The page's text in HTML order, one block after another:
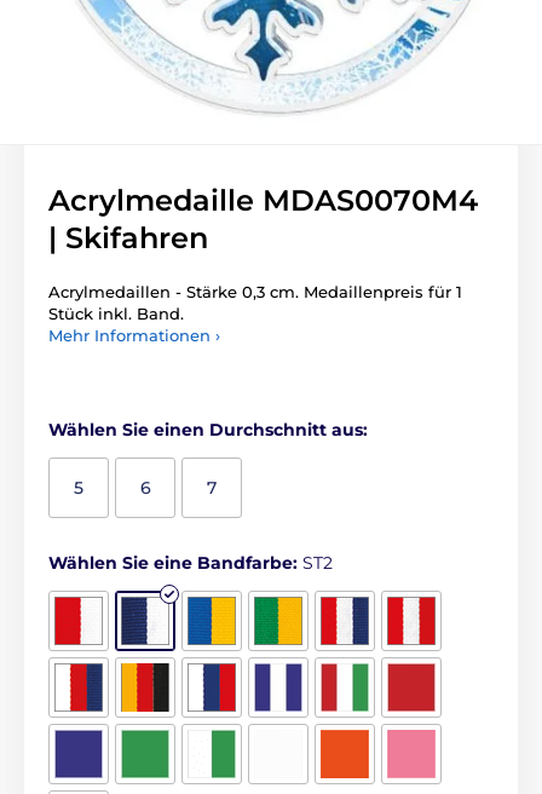
Acrylmedaille MDAS0070M4
| Skifahren
Acrylmedaillen - Stärke 0,3 cm. Medaillenpreis für 1
Stück inkl. Band.
Mehr Informationen ›
Wählen Sie einen Durchschnitt aus:
5 6 7
Wählen Sie eine Bandfarbe: ST2